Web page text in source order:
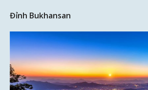
Đỉnh Bukhansan